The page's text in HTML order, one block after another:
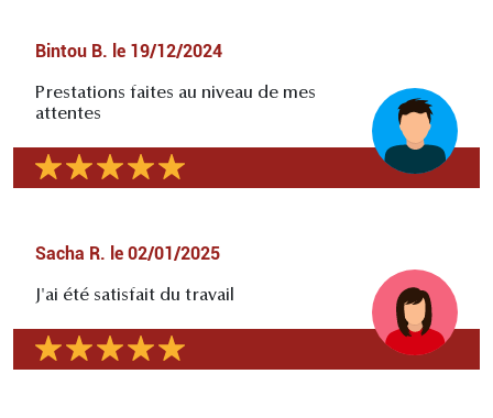
Bintou B. le 19/12/2024
Prestations faites au niveau de mes
attentes
Sacha R. le 02/01/2025
J'ai été satisfait du travail